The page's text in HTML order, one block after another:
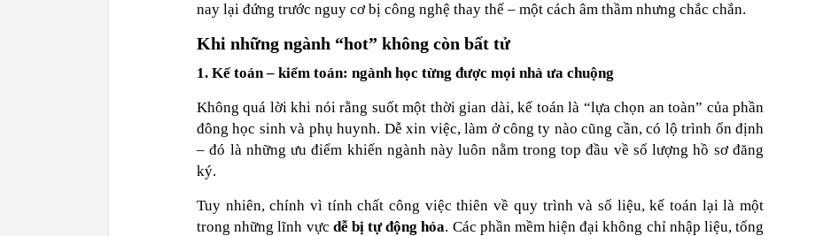
nay lại đứng trước nguy cơ bị công nghệ thay thế – một cách âm thầm nhưng chắc chắn.
Khi những ngành “hot” không còn bất tử
1. Kế toán – kiểm toán: ngành học từng được mọi nhà ưa chuộng
Không quá lời khi nói rằng suốt một thời gian dài, kế toán là “lựa chọn an toàn” của phần
đông học sinh và phụ huynh. Dễ xin việc, làm ở công ty nào cũng cần, có lộ trình ổn định
– đó là những ưu điểm khiến ngành này luôn nằm trong top đầu về số lượng hồ sơ đăng
ký.
Tuy nhiên, chính vì tính chất công việc thiên về quy trình và số liệu, kế toán lại là một
trong những lĩnh vực dễ bị tự động hóa. Các phần mềm hiện đại không chỉ nhập liệu, tổng